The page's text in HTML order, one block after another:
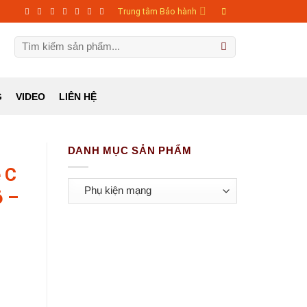
Trung tâm Bảo hành
Tìm
VIDEO LIÊN HỆ
–
DANH MỤC SẢN PHẨM